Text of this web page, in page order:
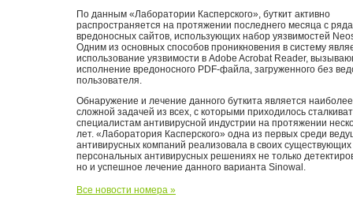
По данным «Лаборатории Касперского», буткит активно
распространяется на протяжении последнего месяца с ряда
вредоносных сайтов, использующих набор уязвимостей
Одним из основных способов проникновения в систему
использование уязвимости в Adobe Acrobat Reader,
исполнение вредоносного PDF-файла, загруженного без
пользователя.
Обнаружение и лечение данного буткита является наиболее
сложной задачей из всех, с которыми приходилось
специалистам антивирусной индустрии на протяжении
лет. «Лаборатория Касперского» одна из первых среди
антивирусных компаний реализовала в своих существующих
персональных антивирусных решениях не только
но и успешное лечение данного варианта Sinowal.
Все новости номера »